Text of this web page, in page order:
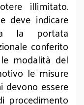
illimitato.
deve indicare
la portata
conferito
modalità del
le misure
devono essere
procedimento